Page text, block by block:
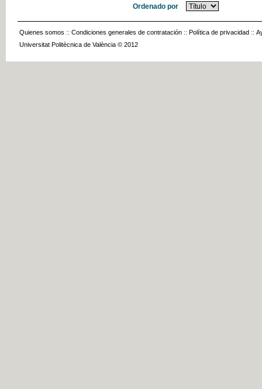
Ordenado por
Quienes somos :: Condiciones generales de contratación :: Política de privacidad ::
Universitat Politècnica de València © 2012